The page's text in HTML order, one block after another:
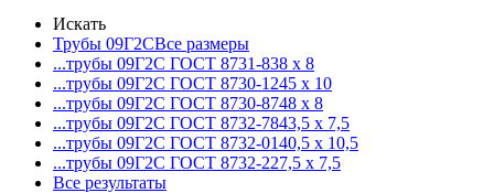
Искать
Трубы 09Г2СВсе размеры
...трубы 09Г2С ГОСТ 8731-838 x 8
...трубы 09Г2С ГОСТ 8730-1245 x 10
...трубы 09Г2С ГОСТ 8730-8748 x 8
...трубы 09Г2С ГОСТ 8732-7843,5 x 7,5
...трубы 09Г2С ГОСТ 8732-0140,5 x 10,5
...трубы 09Г2С ГОСТ 8732-227,5 x 7,5
Все результаты